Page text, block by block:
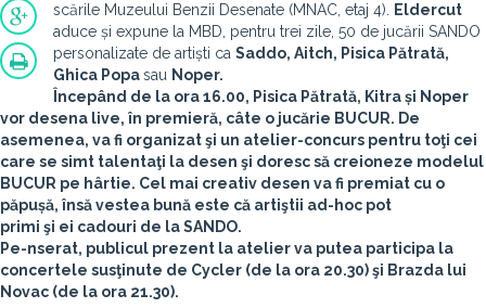
scările Muzeului Benzii Desenate (MNAC, etaj 4).
Eldercut
aduce și expune la MBD, pentru trei zile, 50 de jucării SANDO
personalizate de artiști ca Saddo, Aitch, Pisica Pătrată,
Ghica Popasau Noper.
Începând de la ora 16.00, Pisica Pătrată, Kitrași Noper
vor desena live, în premieră, câte o jucărie BUCUR. De
asemenea, va fi organizat şi un atelier-concurs pentru toţi cei
care se simt talentaţi la desen şi doresc să creioneze modelul
BUCUR pe hârtie. Cel mai creativ desen va fi premiat cu o
păpușă, însă vestea bună este că artiştii ad-hoc pot
primi şi ei cadouri de la SANDO.
Pe-nserat, publicul prezent la atelier va putea participa la
concertele susţinute de Cycler (de la ora 20.30) şi Brazda lui
Novac (de la ora 21.30).